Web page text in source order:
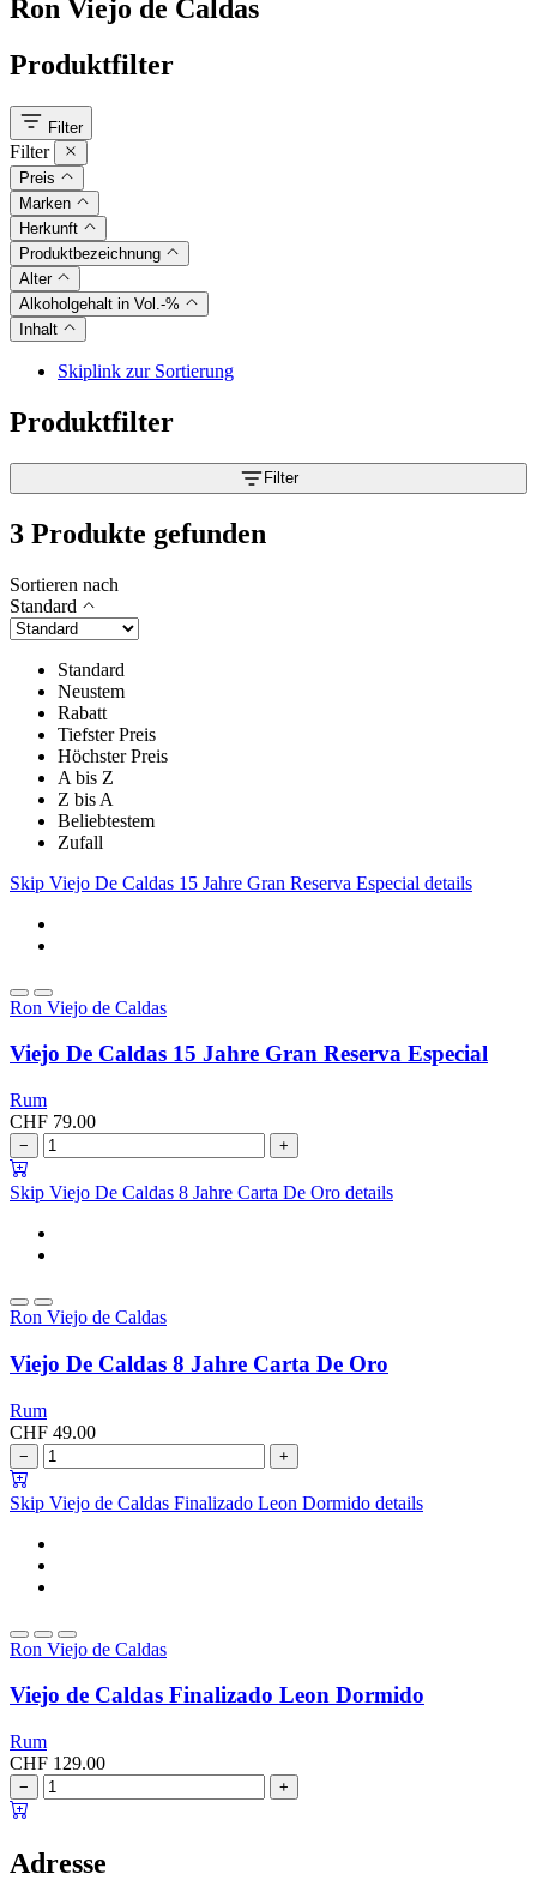
Ron Viejo de Caldas
Produktfilter
Filter
Filter
Preis
Marken
Herkunft
Produktbezeichnung
Alter
Alkoholgehalt in Vol.-%
Inhalt
Skiplink zur Sortierung
Produktfilter
Filter
3 Produkte gefunden
Sortieren nach
Standard
Standard
Neustem
Rabatt
Tiefster Preis
Höchster Preis
A bis Z
Z bis A
Beliebtestem
Zufall
Skip Viejo De Caldas 15 Jahre Gran Reserva Especial details
Ron Viejo de Caldas
Viejo De Caldas 15 Jahre Gran Reserva Especial
Rum
CHF 79.00
− +
Skip Viejo De Caldas 8 Jahre Carta De Oro details
Ron Viejo de Caldas
Viejo De Caldas 8 Jahre Carta De Oro
Rum
CHF 49.00
− +
Skip Viejo de Caldas Finalizado Leon Dormido details
Ron Viejo de Caldas
Viejo de Caldas Finalizado Leon Dormido
Rum
CHF 129.00
− +
Adresse